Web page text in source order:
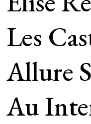
Les
Allure
Au